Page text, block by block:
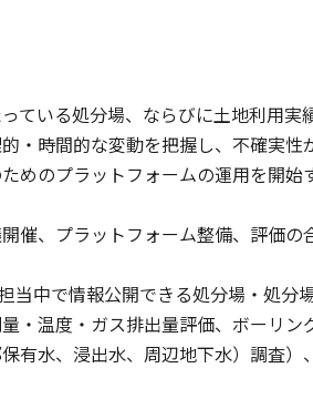
ている処分場、ならびに土地利用
・時間的な変動を把握し、不確実性
めのプラットフォームの運用を開始
催、プラットフォーム整備、評価
中で情報公開できる処分場・処分
・温度・ガス排出量評価、ボーリン
有水、浸出水、周辺地下水）調査